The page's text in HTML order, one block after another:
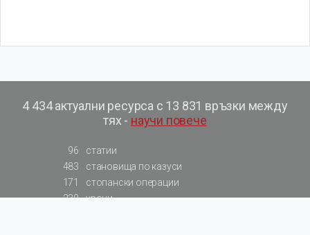
4 434 актуални ресурса с 13 831 връзки между
тях - научи повече
96
статии
483
становища по казуси
171
стопански операции
230
уроци